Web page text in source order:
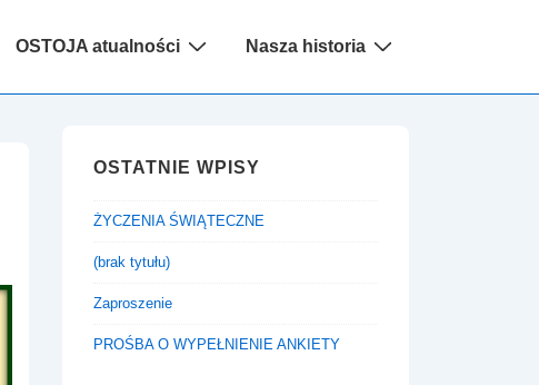
Główna
OSTOJA atualności Nasza historia
OSTATNIE WPISY
ŻYCZENIA ŚWIĄTECZNE
(brak tytułu)
Zaproszenie
PROŚBA O WYPEŁNIENIE ANKIETY